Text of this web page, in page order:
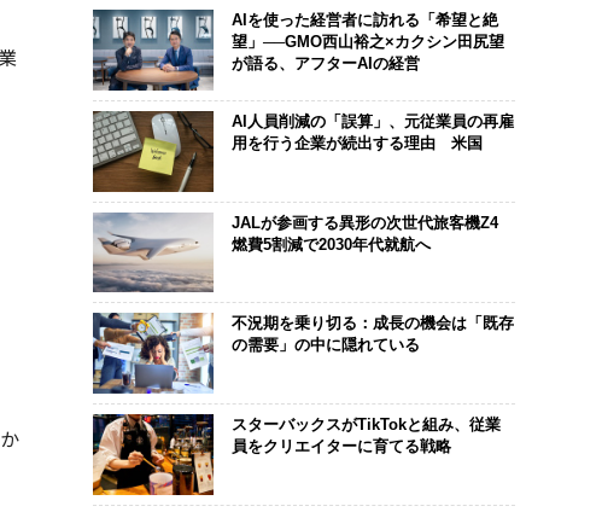
AIを使った経営者に訪れる「希望と絶
望」──GMO西山裕之×カクシン田尻望
が語る、アフターAIの経営
AI人員削減の「誤算」、元従業員の再雇
用を行う企業が続出する理由 米国
JALが参画する異形の次世代旅客機Z4
燃費5割減で2030年代就航へ
不況期を乗り切る：成長の機会は「既存
の需要」の中に隠れている
スターバックスがTikTokと組み、従業
員をクリエイターに育てる戦略